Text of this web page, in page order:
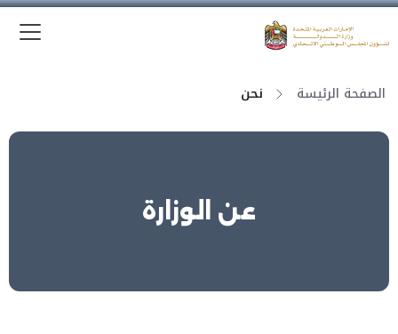
الصفحة الرئيسة نحن
عن الوزارة